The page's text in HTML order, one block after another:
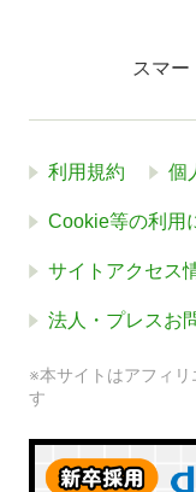
スマー
利用規約 個
Cookie等の利用
サイトアクセス
法人・プレスお
※本サイトはアフィ
す